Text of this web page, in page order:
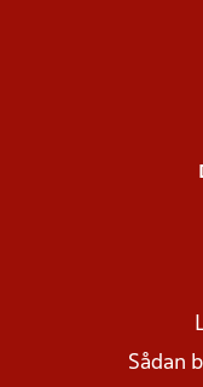
Sådan